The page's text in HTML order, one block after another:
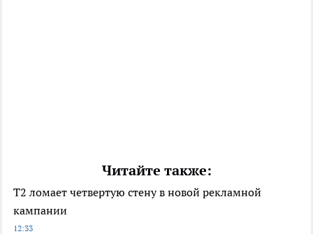
Читайте также:
Т2 ломает четвертую стену в новой рекламной
кампании
12:33